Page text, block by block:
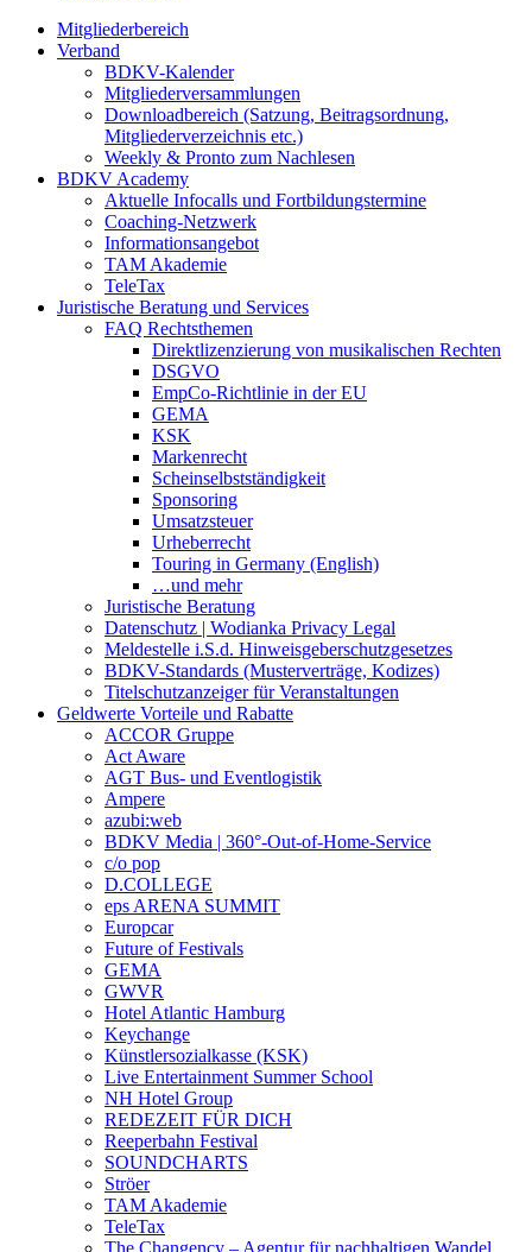
Mitgliederbereich
Verband
BDKV-Kalender
Mitgliederversammlungen
Downloadbereich (Satzung, Beitragsordnung,
Mitgliederverzeichnis etc.)
Weekly & Pronto zum Nachlesen
BDKV Academy
Aktuelle Infocalls und Fortbildungstermine
Coaching-Netzwerk
Informationsangebot
TAM Akademie
TeleTax
Juristische Beratung und Services
FAQ Rechtsthemen
Direktlizenzierung von musikalischen Rechten
DSGVO
EmpCo-Richtlinie in der EU
GEMA
KSK
Markenrecht
Scheinselbstständigkeit
Sponsoring
Umsatzsteuer
Urheberrecht
Touring in Germany (English)
…und mehr
Juristische Beratung
Datenschutz | Wodianka Privacy Legal
Meldestelle i.S.d. Hinweisgeberschutzgesetzes
BDKV-Standards (Musterverträge, Kodizes)
Titelschutzanzeiger für Veranstaltungen
Geldwerte Vorteile und Rabatte
ACCOR Gruppe
Act Aware
AGT Bus- und Eventlogistik
Ampere
azubi:web
BDKV Media | 360°-Out-of-Home-Service
c/o pop
D.COLLEGE
eps ARENA SUMMIT
Europcar
Future of Festivals
GEMA
GWVR
Hotel Atlantic Hamburg
Keychange
Künstlersozialkasse (KSK)
Live Entertainment Summer School
NH Hotel Group
REDEZEIT FÜR DICH
Reeperbahn Festival
SOUNDCHARTS
Ströer
TAM Akademie
TeleTax
The Changency – Agentur für nachhaltigen Wandel